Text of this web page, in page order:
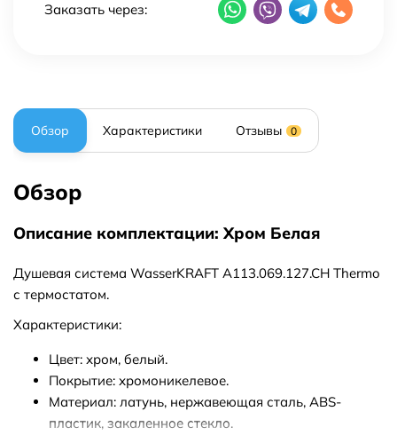
Заказать через:
Обзор Характеристики Отзывы 0
Обзор
Описание комплектации: Хром Белая
Душевая система WasserKRAFT A113.069.127.CH Thermo
с термостатом.
Характеристики:
Цвет: хром, белый.
Покрытие: хромоникелевое.
Материал: латунь, нержавеющая сталь, ABS-
пластик, закаленное стекло.